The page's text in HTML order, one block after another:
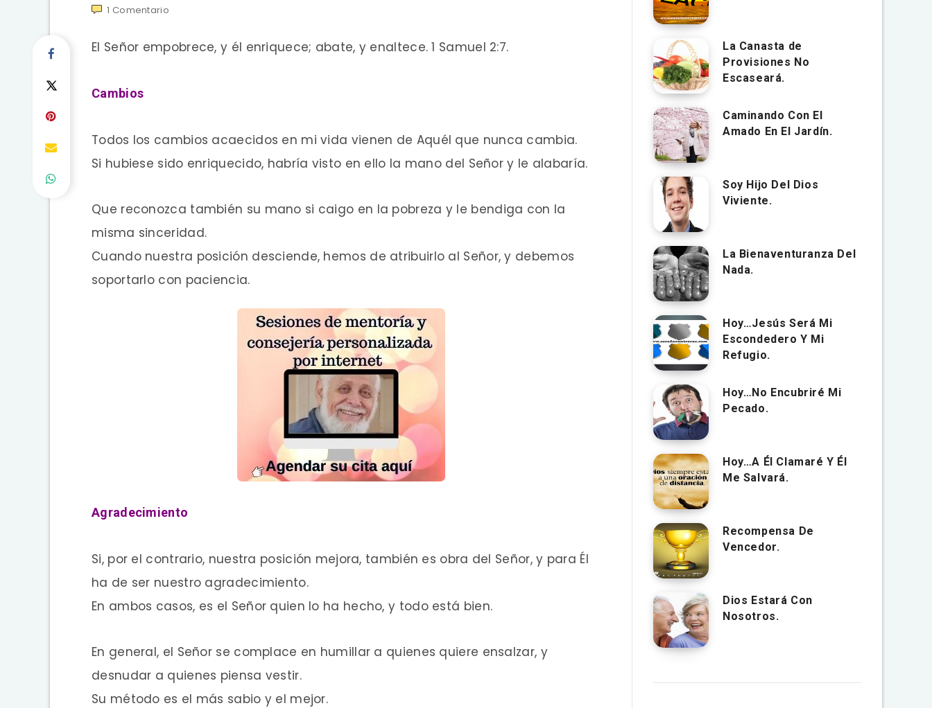
1 Comentario
El Señor empobrece, y él enriquece; abate, y enaltece. 1 Samuel 2:7.
Cambios
Todos los cambios acaecidos en mi vida vienen de Aquél que nunca cambia.
Si hubiese sido enriquecido, habría visto en ello la mano del Señor y le alabaría.
Que reconozca también su mano si caigo en la pobreza y le bendiga con la
misma sinceridad.
Cuando nuestra posición desciende, hemos de atribuirlo al Señor, y debemos
soportarlo con paciencia.
Agradecimiento
Si, por el contrario, nuestra posición mejora, también es obra del Señor, y para Él
ha de ser nuestro agradecimiento.
En ambos casos, es el Señor quien lo ha hecho, y todo está bien.
En general, el Señor se complace en humillar a quienes quiere ensalzar, y
desnudar a quienes piensa vestir.
Su método es el más sabio y el mejor.
La Canasta de
Provisiones No
Escaseará.
Caminando Con El
Amado En El Jardín.
Soy Hijo Del Dios
Viviente.
La Bienaventuranza Del
Nada.
Hoy…Jesús Será Mi
Escondedero Y Mi
Refugio.
Hoy…No Encubriré Mi
Pecado.
Hoy…A Él Clamaré Y Él
Me Salvará.
Recompensa De
Vencedor.
Dios Estará Con
Nosotros.